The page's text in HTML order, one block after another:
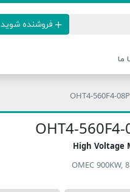
فروشنده شوید
ما
OHT4-560F4-08P
OHT4-560F4-
High Voltage
OMEC 900KW,